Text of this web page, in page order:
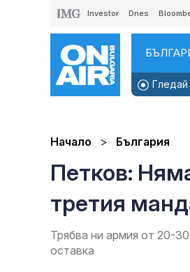
Investor Dnes
Начало България
Петков:
третия
Трябва ни армия от 20-
оставка